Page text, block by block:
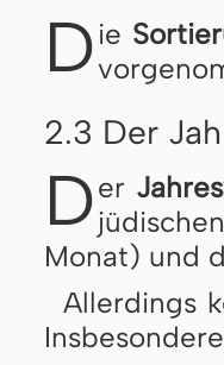
D ie
2.3 Der
Der
Mo­nat) und
Allerdings